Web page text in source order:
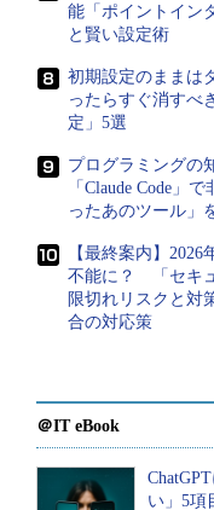
能「ポイントイン
と賢い設定術
初期設定のままは
ったらすぐ消すべ
定」5選
プログラミング
「Claude Code」
ったあのツール」
【最終案内】2026
不能に？ 「セキ
限切れリスクと対
合の対応策
＠IT eBook
い」5